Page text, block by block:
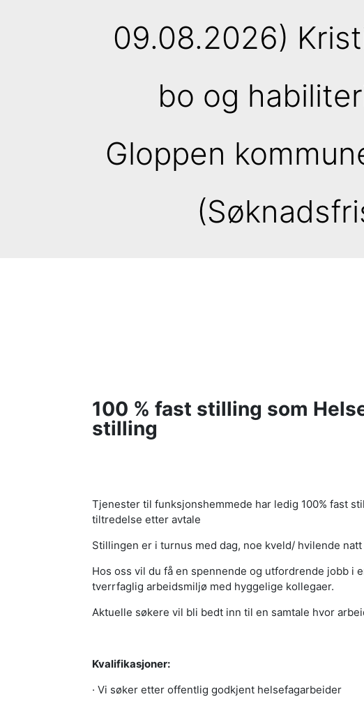
09.08.2026)
bo og
Gloppen
100 % fast stilling som
stilling
Tjenester til funksjonshemmede har ledig 100% fast
tiltredelse etter avtale
Stillingen er i turnus med dag, noe kveld/ hvilende
Hos oss vil du få en spennende og utfordrende jobb i
tverrfaglig arbeidsmiljø med hyggelige kollegaer.
Aktuelle søkere vil bli bedt inn til en samtale hvor
Kvalifikasjoner:
· Vi søker etter offentlig godkjent helsefagarbeider